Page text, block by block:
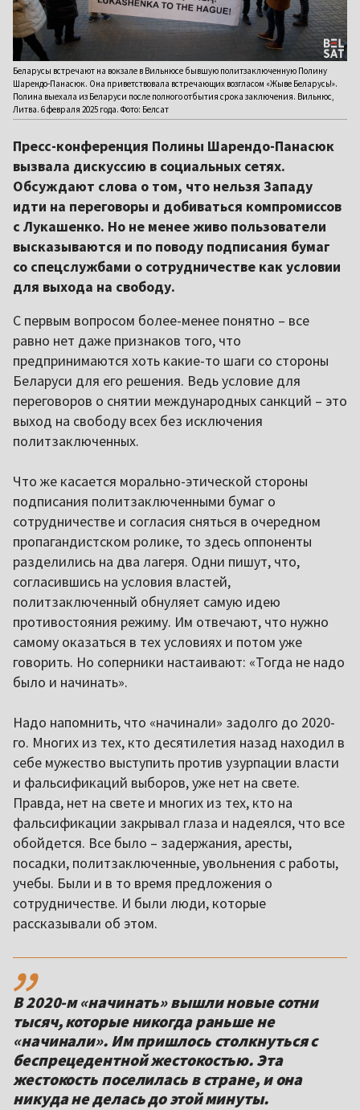
Беларусы встречают на вокзале в Вильнюсе бывшую политзаключенную Полину
Шарендо-Панасюк. Она приветствовала встречающих возгласом «Жыве Беларусь!».
Полина выехала из Беларуси после полного отбытия срока заключения. Вильнюс,
Литва. 6 февраля 2025 года. Фото: Белсат
Пресс-конференция Полины Шарендо-Панасюк
вызвала дискуссию в социальных сетях.
Обсуждают слова о том, что нельзя Западу
идти на переговоры и добиваться компромиссов
с Лукашенко. Но не менее живо пользователи
высказываются и по поводу подписания бумаг
со спецслужбами о сотрудничестве как условии
для выхода на свободу.
С первым вопросом более-менее понятно – все
равно нет даже признаков того, что
предпринимаются хоть какие-то шаги со стороны
Беларуси для его решения. Ведь условие для
переговоров о снятии международных санкций – это
выход на свободу всех без исключения
политзаключенных.
Что же касается морально-этической стороны
подписания политзаключенными бумаг о
сотрудничестве и согласия сняться в очередном
пропагандистском ролике, то здесь оппоненты
разделились на два лагеря. Одни пишут, что,
согласившись на условия властей,
политзаключенный обнуляет самую идею
противостояния режиму. Им отвечают, что нужно
самому оказаться в тех условиях и потом уже
говорить. Но соперники настаивают: «Тогда не надо
было и начинать».
Надо напомнить, что «начинали» задолго до 2020-
го. Многих из тех, кто десятилетия назад находил в
себе мужество выступить против узурпации власти
и фальсификаций выборов, уже нет на свете.
Правда, нет на свете и многих из тех, кто на
фальсификации закрывал глаза и надеялся, что все
обойдется. Все было – задержания, аресты,
посадки, политзаключенные, увольнения с работы,
учебы. Были и в то время предложения о
сотрудничестве. И были люди, которые
рассказывали об этом.
,,
В 2020-м «начинать» вышли новые сотни
тысяч, которые никогда раньше не
«начинали». Им пришлось столкнуться с
беспрецедентной жестокостью. Эта
жестокость поселилась в стране, и она
никуда не делась до этой минуты.